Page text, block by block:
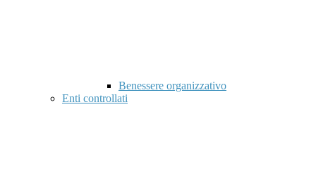
Benessere organizzativo
Enti controllati